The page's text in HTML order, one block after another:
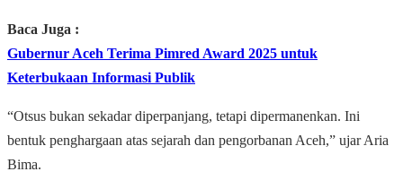
Baca Juga :
Gubernur Aceh Terima Pimred Award 2025 untuk
Keterbukaan Informasi Publik
“Otsus bukan sekadar diperpanjang, tetapi dipermanenkan. Ini
bentuk penghargaan atas sejarah dan pengorbanan Aceh,” ujar Aria
Bima.